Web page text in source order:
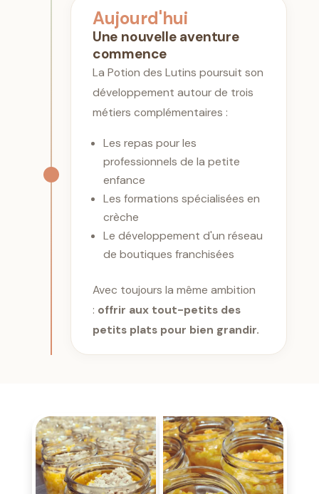
Aujourd'hui
Une nouvelle aventure
commence
La Potion des Lutins poursuit son
développement autour de trois
métiers complémentaires :
Les repas pour les
professionnels de la petite
enfance
Les formations spécialisées en
crèche
Le développement d'un réseau
de boutiques franchisées
Avec toujours la même ambition
: offrir aux tout-petits des
petits plats pour bien grandir.